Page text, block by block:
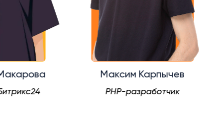
Максим Карпычев
PHP-разработчик